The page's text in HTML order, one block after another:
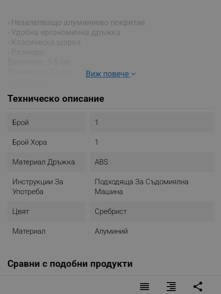
- Незалепващо алуминиево покритие
- Удобна ергономична дръжка
Виж повече
Техническо описание
Брой 1
Брой Хора 1
Материал Дръжка ABS
Инструкции За
Употреба
Подходяща За Съдомиялна
Машина
Цвят Сребрист
Материал Алуминий
Сравни с подобни продукти
reorder format_align_right share